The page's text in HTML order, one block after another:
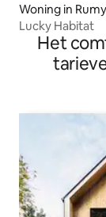
Woning in Rumy
Lucky Habitat
Het